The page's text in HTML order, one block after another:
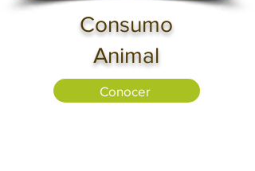
Consumo
Animal
Conocer